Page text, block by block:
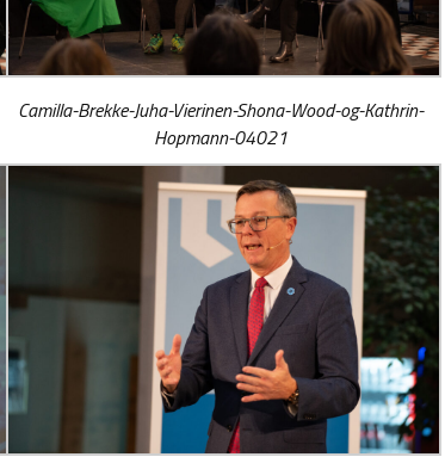
Camilla-Brekke-Juha-Vierinen-Shona-Wood-og-Kathrin-
Hopmann-04021